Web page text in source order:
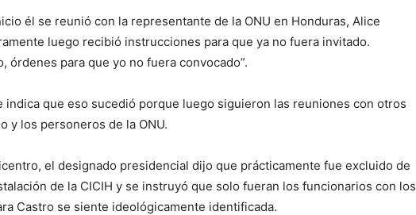
él se reunió con la representante de la ONU en Honduras, Alice
luego recibió instrucciones para que ya no fuera invitado.
órdenes para que yo no fuera convocado”.
indica que eso sucedió porque luego siguieron las reuniones con otros
y los personeros de la ONU.
el designado presidencial dijo que prácticamente fue excluido de
de la CICIH y se instruyó que solo fueran los funcionarios con los
Castro se siente ideológicamente identificada.